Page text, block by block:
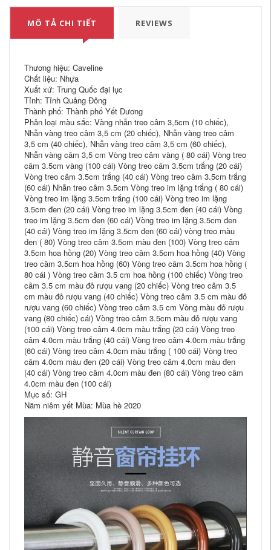
MÔ TẢ CHI TIẾT REVIEWS
Thương hiệu: Caveline
Chất liệu: Nhựa
Xuất xứ: Trung Quốc đại lục
Tỉnh: Tỉnh Quảng Đông
Thành phố: Thành phố Yết Dương
Phân loại màu sắc: Vàng nhẫn treo câm 3,5cm (10 chiếc),
Nhẫn vàng treo câm 3,5 cm (20 chiếc), Nhẫn vàng treo câm
3,5 cm (40 chiếc), Nhẫn vàng treo câm 3,5 cm (60 chiếc),
Nhẫn vàng câm 3,5 cm Vòng treo câm vàng ( 80 cái) Vòng treo
câm 3.5cm vàng (100 cái) Vòng treo câm 3.5cm trắng (20 cái)
Vòng treo câm 3.5cm trắng (40 cái) Vòng treo câm 3.5cm trắng
(60 cái) Nhẫn treo câm 3.5cm Vòng treo im lặng trắng ( 80 cái)
Vòng treo im lặng 3.5cm trắng (100 cái) Vòng treo im lặng
3.5cm đen (20 cái) Vòng treo im lặng 3.5cm đen (40 cái) Vòng
treo im lặng 3.5cm đen (60 cái) Vòng treo im lặng 3.5cm đen
(40 cái) Vòng treo im lặng 3.5cm đen (60 cái) vòng treo màu
đen ( 80) Vòng treo câm 3.5cm màu đen (100) Vòng treo câm
3.5cm hoa hồng (20) Vòng treo câm 3.5cm hoa hồng (40) Vòng
treo câm 3.5cm hoa hồng (60) Vòng treo câm 3.5cm hoa hồng (
80 cái ) Vòng treo câm 3.5 cm hoa hồng (100 chiếc) Vòng treo
câm 3.5 cm màu đỏ rượu vang (20 chiếc) Vòng treo câm 3.5
cm màu đỏ rượu vang (40 chiếc) Vòng treo câm 3.5 cm màu đỏ
rượu vang (60 chiếc) Vòng treo câm 3.5 cm Vòng màu đỏ rượu
vang (80 chiếc) cái) Vòng treo câm 3.5cm màu đỏ rượu vang
(100 cái) Vòng treo câm 4.0cm màu trắng (20 cái) Vòng treo
câm 4.0cm màu trắng (40 cái) Vòng treo câm 4.0cm màu trắng
(60 cái) Vòng treo câm 4.0cm màu trắng ( 100 cái) Vòng treo
câm 4.0cm màu đen (20 cái) Vòng treo câm 4.0cm màu đen
(40 cái) Vòng treo câm 4.0cm màu đen (80 cái) Vòng treo câm
4.0cm màu đen (100 cái)
Mục số: GH
Năm niêm yết Mùa: Mùa hè 2020